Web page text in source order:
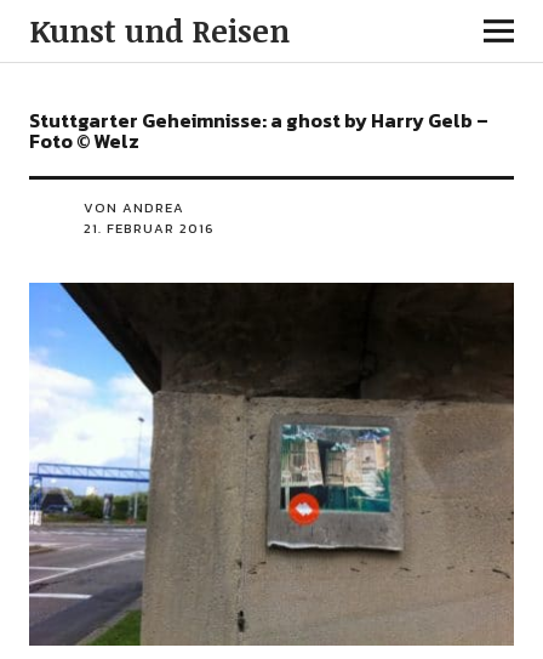
Kunst und Reisen
Stuttgarter Geheimnisse: a ghost by Harry Gelb –
Foto © Welz
VON ANDREA
21. FEBRUAR 2016